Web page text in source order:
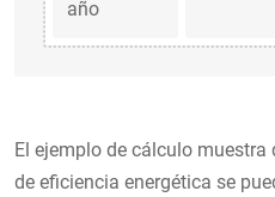
año
El ejemplo de cálculo
de eficiencia energética se